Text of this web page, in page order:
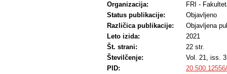
Organizacija:
FRI -
Status publikacije:
Objavljeno
Različica publikacije:
Objavljena
Leto izida:
2021
Št. strani:
22 str.
Številčenje:
Vol. 21, iss.
PID: